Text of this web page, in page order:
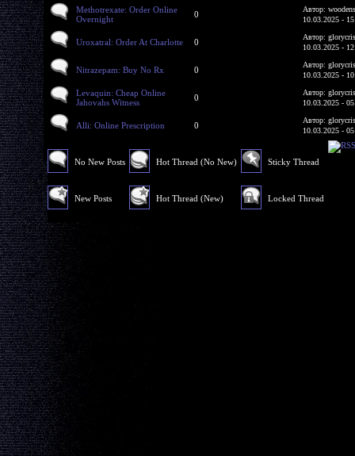
Methotrexate: Order Online
Overnight
0
Автор:
10.03.2025 -
Uroxatral: Order At Charlotte 0
Автор:
10.03.2025 -
Nitrazepam: Buy No Rx 0
Автор:
10.03.2025 -
Levaquin: Cheap Online
Jahovahs Witness
0
Автор:
10.03.2025 -
Alli: Online Prescription 0
Автор:
10.03.2025 -
No New Posts
New Posts
Hot Thread (No New)
Hot Thread (New)
Sticky Thread
Locked Thread